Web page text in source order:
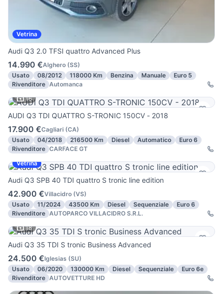
Vetrina
Audi Q3 2.0 TFSI quattro Advanced Plus
14.990 €Alghero (SS)
Usato
08/2012 118000 Km Benzina Manuale
Euro 5
Rivenditore Automanca
16
AUDI Q3 TDI QUATTRO S-TRONIC 150CV - 2018
17.900 €Cagliari (CA)
Usato
04/2018 216500 Km Diesel Automatico
Euro 6
Rivenditore CARFACE GT
Vetrina
Audi Q3 SPB 40 TDI quattro S tronic line edition
42.900 €Villacidro (VS)
Usato
11/2024 43500 Km Diesel Sequenziale
Euro 6
Rivenditore AUTOPARCO VILLACIDRO S.R.L.
18
Audi Q3 35 TDI S tronic Business Advanced
24.500 €Iglesias (SU)
Usato
06/2020 130000 Km Diesel Sequenziale
Euro 6e
Rivenditore AUTOVETTURE HD